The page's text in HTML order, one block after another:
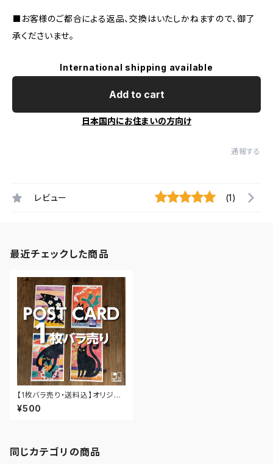
⬛お客様のご都合による返品、交換はいたしかねますので、御了
承くださいませ。
International shipping available
Add to cart
日本国内にお住まいの方向け
通報する
レビュー (1)
最近チェックした商品
【1枚バラ売り・送料込】オリジナ
ルポストカード★黒ねこシリーズ
1
¥500
同じカテゴリの商品